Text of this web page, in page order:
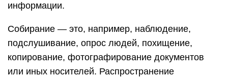
информации.
Собирание — это, например, наблюдение,
подслушивание, опрос людей, похищение,
копирование, фотографирование документов
или иных носителей. Распространение